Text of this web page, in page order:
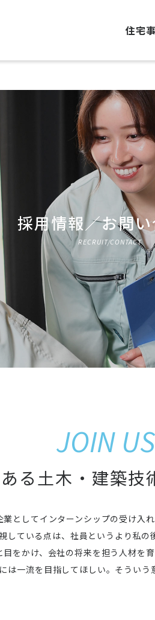
住宅
採用情報／お問
RECRUIT/CONTACT
る土木・建築技
JOIN
としてインターンシップの受け入
している点は、社員というより私の
をかけ、会社の将来を担う人材を
は一流を目指してほしい。そういう